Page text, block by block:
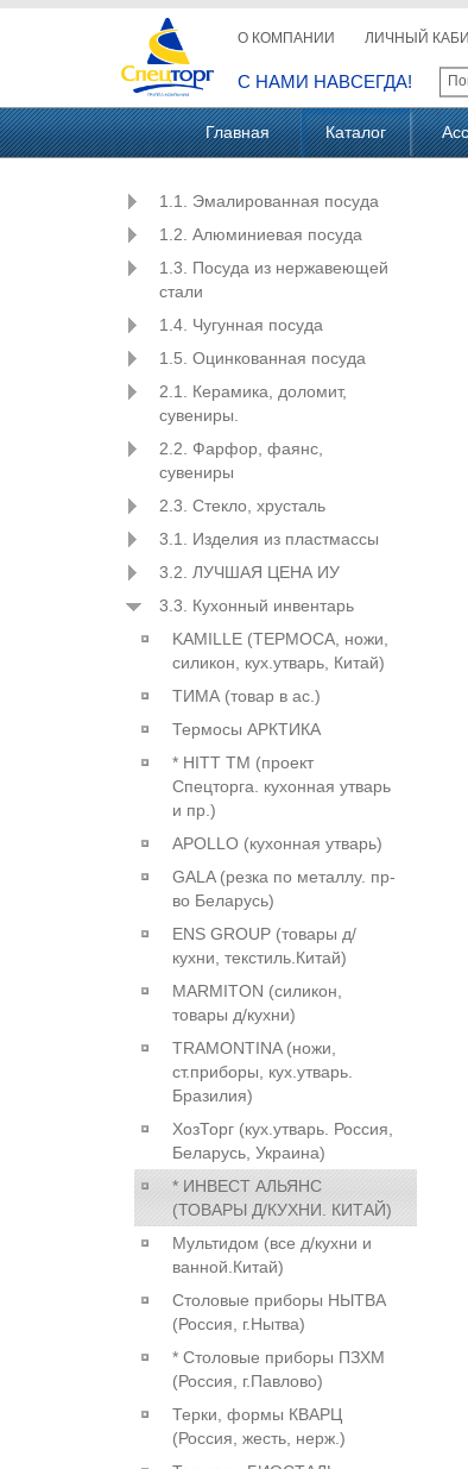
О КОМПАНИИ ЛИЧНЫЙ
С НАМИ НАВСЕГДА!
Главная Каталог
1.1. Эмалированная посуда
1.2. Алюминиевая посуда
1.3. Посуда из нержавеющей
стали
1.4. Чугунная посуда
1.5. Оцинкованная посуда
2.1. Керамика, доломит,
сувениры.
2.2. Фарфор, фаянс,
сувениры
2.3. Стекло, хрусталь
3.1. Изделия из пластмассы
3.2. ЛУЧШАЯ ЦЕНА ИУ
3.3. Кухонный инвентарь
KAMILLE (ТЕРМОСА, ножи,
силикон, кух.утварь, Китай)
ТИМА (товар в ас.)
Термосы АРКТИКА
* HITT ТМ (проект
Спецторга. кухонная утварь
и пр.)
APOLLO (кухонная утварь)
GALA (резка по металлу. пр-
во Беларусь)
ENS GROUP (товары д/
кухни, текстиль.Китай)
MARMITON (силикон,
товары д/кухни)
TRAMONTINA (ножи,
ст.приборы, кух.утварь.
Бразилия)
ХозТорг (кух.утварь. Россия,
Беларусь, Украина)
* ИНВЕСТ АЛЬЯНС
(ТОВАРЫ Д/КУХНИ. КИТАЙ)
Мультидом (все д/кухни и
ванной.Китай)
Столовые приборы НЫТВА
(Россия, г.Нытва)
* Столовые приборы ПЗХМ
(Россия, г.Павлово)
Терки, формы КВАРЦ
(Россия, жесть, нерж.)